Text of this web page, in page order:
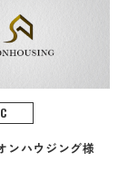
ンハウジング様